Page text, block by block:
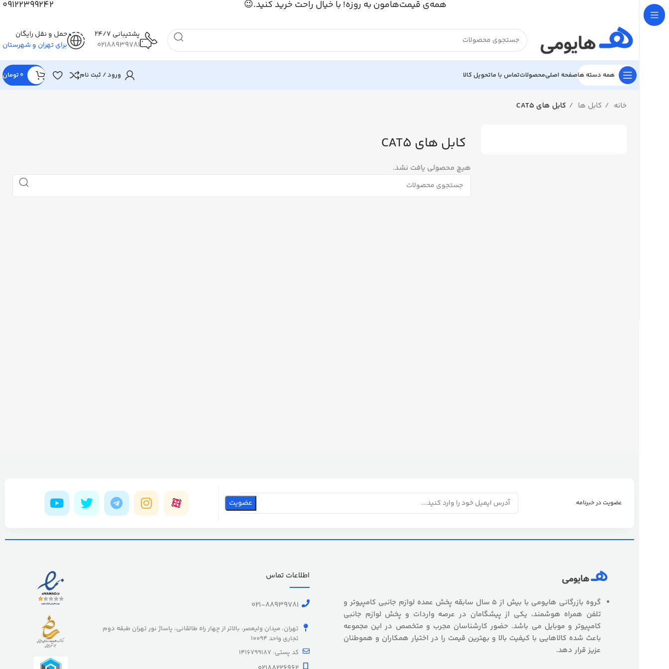
همه‌ی قیمت‌هامون به روزه! با خیال راحت خرید کنید.😉 09122399242
پشتیبانی 24/7
02188939781
حمل و نقل رایگان
برای تهران و شهرستان
همه دسته هاصفحه اصلیمحصولاتتماس با ماتحویل کالا ورود / ثبت نام 0 تومان
خانه کابل ها کابل های CAT5
کابل های CAT5
هیچ محصولی یافت نشد.
عضویت در خبرنامه
گروه بازرگانی هایومی با بیش از 5 سال سابقه پخش عمده لوازم جانبی کامپیوتر و
تلفن همراه هوشمند، یکی از پیشگامان در عرصه واردات و پخش لوازم جانبی
کامپیوتر و موبایل می باشد. حضور کارشناسان مجرب و متخصص در این مجموعه
باعث شده کالاهایی با کیفیت بالا و بهترین قیمت را در اختیار همکاران و هموطنان
عزیز قرار دهد.
اطلاعات تماس
021-88939781
تهران، میدان ولیعصر، بالاتر از چهار راه طالقانی، پاساژ نور تهران طبقه دوم
تجاری واحد 10094
کد پستی: 1416799187